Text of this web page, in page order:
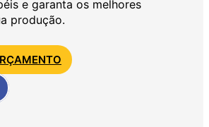
e garanta os melhores
produção.